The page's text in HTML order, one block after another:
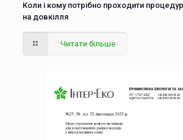
Коли і кому потрібно проходити
на довкілля
Читати більше